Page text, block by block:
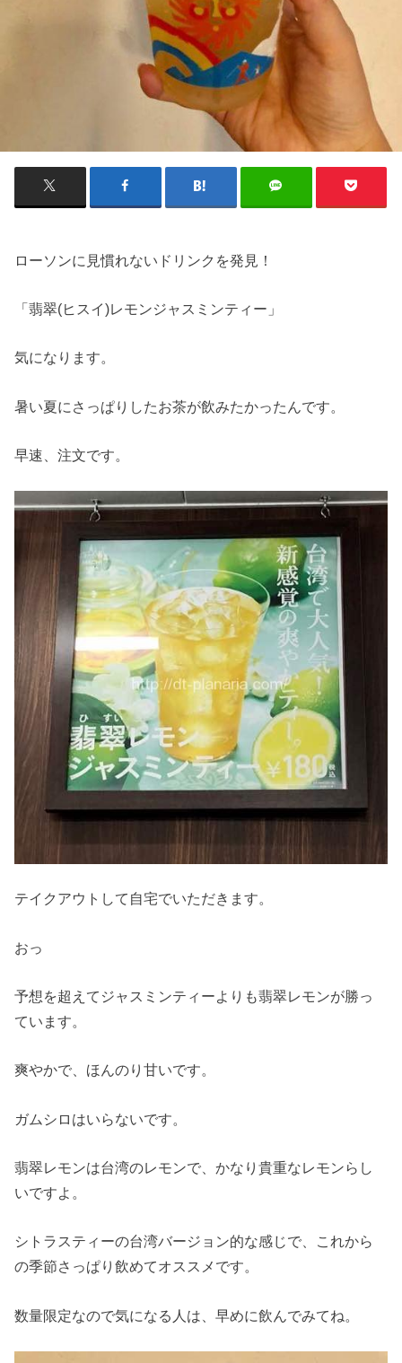
ローソンに見慣れないドリンクを発見！
「翡翠(ヒスイ)レモンジャスミンティー」
気になります。
暑い夏にさっぱりしたお茶が飲みたかったんです。
早速、注文です。
テイクアウトして自宅でいただきます。
おっ
予想を超えてジャスミンティーよりも翡翠レモンが勝っ
ています。
爽やかで、ほんのり甘いです。
ガムシロはいらないです。
翡翠レモンは台湾のレモンで、かなり貴重なレモンらし
いですよ。
シトラスティーの台湾バージョン的な感じで、これから
の季節さっぱり飲めてオススメです。
数量限定なので気になる人は、早めに飲んでみてね。